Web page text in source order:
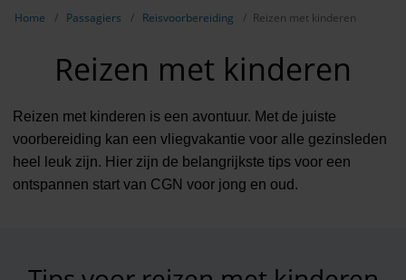
Home Passagiers Reisvoorbereiding Reizen met kinderen
Reizen met kinderen
Reizen met kinderen is een avontuur. Met de juiste
voorbereiding kan een vliegvakantie voor alle gezinsleden
heel leuk zijn. Hier zijn de belangrijkste tips voor een
ontspannen start van CGN voor jong en oud.